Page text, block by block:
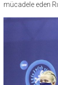
mücadele eden